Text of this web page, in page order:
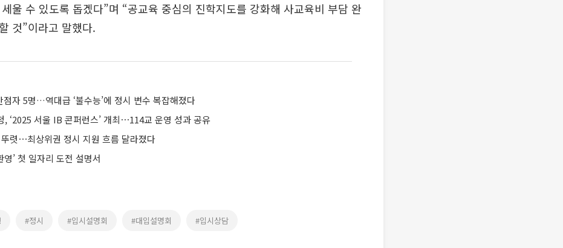
울 수 있도록 돕겠다”며 “공교육 중심의 진학지도를 강화해 사교육비 부담 완
것”이라고 말했다.
점자 5명…역대급 ‘불수능’에 정시 변수 복잡해졌다
, ‘2025 서울 IB 콘퍼런스’ 개최⋯114교 운영 성과 공유
렷⋯최상위권 정시 지원 흐름 달라졌다
영’ 첫 일자리 도전 설명서
#정시 #입시설명회 #대입설명회 #입시상담